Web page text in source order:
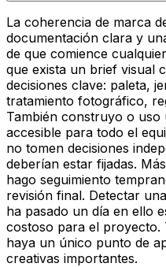
La coherencia de marca
documentación clara y
de que comience
que exista un brief visual
decisiones clave: paleta,
tratamiento fotográfico,
También construyo o uso
accesible para todo el
no tomen decisiones
deberían estar fijadas.
hago seguimiento
revisión final. Detectar
ha pasado un día en ello
costoso para el proyecto.
haya un único punto de
creativas importantes.